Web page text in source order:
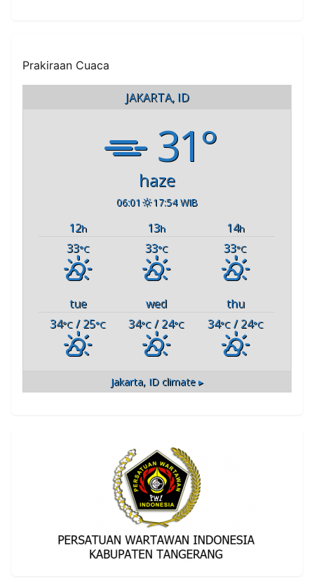
Prakiraan Cuaca
JAKARTA, ID
31°
haze
06:01 17:54 WIB
12h 13h 14h
33°C 33°C 33°C
tue wed
thu
34°C / 25°C 34°C / 24°C 34°C/ 24°C
Jakarta, ID climate ▸